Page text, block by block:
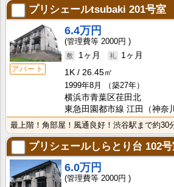
プリシェールtsubaki 201号室
アパート
6.4万円
2000円
1ヶ月
1ヶ月
1K
26.45㎡
1999年8月
（築27年）
横浜市青葉区荏田北
東急田園都市線 江田（神奈
プリシェールしらとり台 102
6.0万円
2000円